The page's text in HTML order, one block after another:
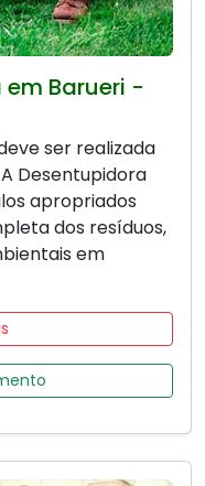
em Barueri -
ser realizada
Desentupidora
apropriados
dos resíduos,
em